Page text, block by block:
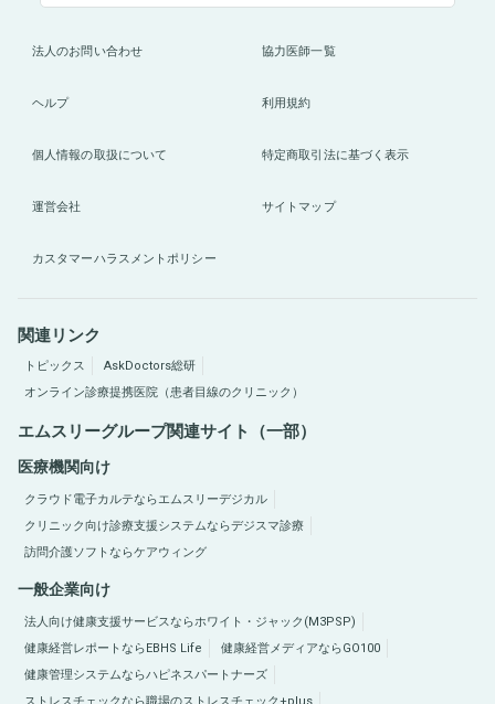
法人のお問い合わせ 協力医師一覧
ヘルプ 利用規約
個人情報の取扱について 特定商取引法に基づく表示
運営会社 サイトマップ
カスタマーハラスメントポリシー
関連リンク
トピックス
AskDoctors総研
オンライン診療提携医院（患者目線のクリニック）
エムスリーグループ関連サイト（一部）
医療機関向け
クラウド電子カルテならエムスリーデジカル
クリニック向け診療支援システムならデジスマ診療
訪問介護ソフトならケアウィング
一般企業向け
法人向け健康支援サービスならホワイト・ジャック(M3PSP)
健康経営レポートならEBHS Life
健康経営メディアならGO100
健康管理システムならハピネスパートナーズ